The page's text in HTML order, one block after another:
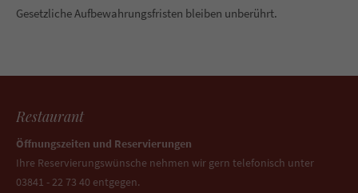
Gesetzliche Aufbewahrungsfristen bleiben unberührt.
Restaurant
Öffnungszeiten und Reservierungen
Ihre Reservierungswünsche nehmen wir gern telefonisch unter
03841 - 22 73 40 entgegen.